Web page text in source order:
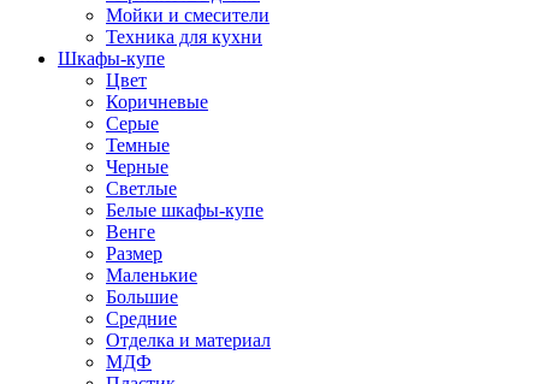
Мойки и смесители
Техника для кухни
Шкафы-купе
Цвет
Коричневые
Серые
Темные
Черные
Светлые
Белые шкафы-купе
Венге
Размер
Маленькие
Большие
Средние
Отделка и материал
МДФ